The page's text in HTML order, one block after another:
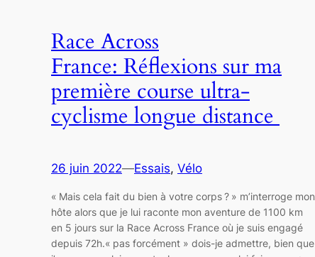
Race Across
France: Réflexions sur ma
première course ultra-
cyclisme longue distance
26 juin 2022—Essais, Vélo
« Mais cela fait du bien à votre corps ? » m’interroge mon
hôte alors que je lui raconte mon aventure de 1100 km
en 5 jours sur la Race Across France où je suis engagé
depuis 72h.« pas forcément » dois-je admettre, bien que